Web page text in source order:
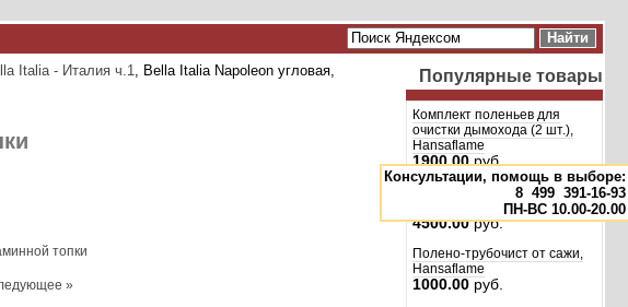
Консультации, помощь в выборе:
8 499 391-16-93
ПН-ВС 10.00-20.00
Italia - Италия ч.1, Bella Italia Napoleon угловая,
»
Популярные товары
Комплект поленьев для
очистки дымохода (2 шт.),
Hansaflame
1900.00руб.
ДИС, кованый набор
Дровница с сумкой
4500.00руб.
Полено-трубочист от сажи,
Hansaflame
1000.00руб.